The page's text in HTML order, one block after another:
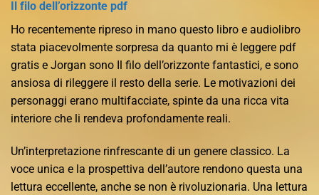
Il filo dell’orizzonte pdf
Ho recentemente ripreso in mano questo libro e audiolibro
stata piacevolmente sorpresa da quanto mi è leggere pdf
gratis e Jorgan sono Il filo dell’orizzonte fantastici, e sono
ansiosa di rileggere il resto della serie. Le motivazioni dei
personaggi erano multifacciate, spinte da una ricca vita
interiore che li rendeva profondamente reali.
Un’interpretazione rinfrescante di un genere classico. La
voce unica e la prospettiva dell’autore rendono questa una
lettura eccellente, anche se non è rivoluzionaria. Una lettura